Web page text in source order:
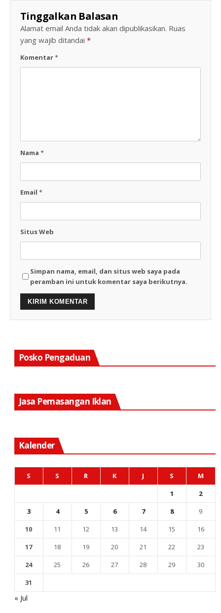
Tinggalkan Balasan
Alamat email Anda tidak akan dipublikasikan. Ruas
yang wajib ditandai *
Komentar*
Nama *
Email *
Situs Web
Simpan nama, email, dan situs web saya pada
peramban ini untuk komentar saya berikutnya.
Posko Pengaduan
Jasa Pemasangan Iklan
Kalender
S S R K J S
M
1
2
3
4 5 6 7 8
9
10
11 12 13 14 15
16
17
18 19 20 21 22
23
24
25 26 27 28 29
30
31
« Jul